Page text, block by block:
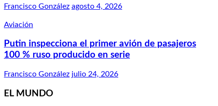
Francisco González agosto 4, 2026
Aviación
Putin inspecciona el primer avión de pasajeros
100 % ruso producido en serie
Francisco González julio 24, 2026
EL MUNDO